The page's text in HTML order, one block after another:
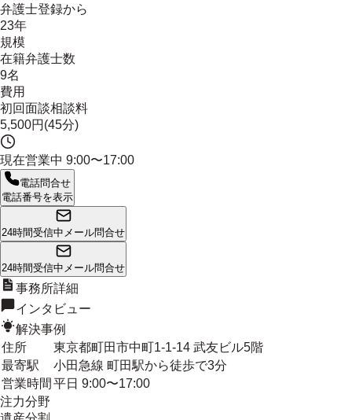
弁護士登録から
23年
規模
在籍弁護士数
9名
費用
初回面談相談料
5,500円(45分)
現在営業中 9:00〜17:00
電話問合せ
電話番号を表示
24時間受信中 メール問合せ
24時間受信中 メール問合せ
事務所詳細
インタビュー
解決事例
住所
東京都町田市中町1-1-14 武友ビル5階
最寄駅
小田急線 町田駅から徒歩で3分
営業時間 平日 9:00〜17:00
注力分野